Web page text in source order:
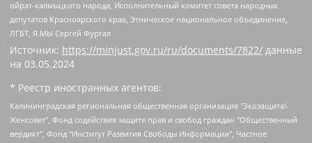
ойрат-калмыцкого народа, Исполнительный комитет совета народных
депутатов Красноярского края, Этническое национальное объединение,
ЛГБТ, Я.МЫ Сергей Фургал
Источник: https://minjust.gov.ru/ru/documents/7822/ данные
на 03.05.2024
* Реестр иностранных агентов:
Калининградская региональная общественная организация "Экозащита!-Женсовет", Фонд содействия защите прав и свобод граждан "Общественный вердикт", Фонд "Институт Развития Свободы Информации", Частное учреждение "Информационное агентство МЕМО. РУ", Региональная общественная организация "Общественная комиссия по сохранению наследия академика Сахарова", Фонд поддержки свободы прессы, Санкт-Петербургская общественная правозащитная организация "Гражданский контроль", Межрегиональная общественная организация "Информационно-просветительский центр "Мемориал", Региональный Фонд "Центр Защиты Прав Средств Массовой Информации", с 05.12.2023 Фонд "Центр Защиты Прав Средств массовой информации", Региональная общественная благотворительная организация помощи беженцам и мигрантам "Гражданское содействие", Негосударственное образовательное учреждение дополнительного профессионального образования (повышение квалификации) специалистов "АКАДЕМИЯ ПО ПРАВАМ ЧЕЛОВЕКА", Свердловская региональная общественная организация "Сутяжник", Автономная некоммерческая организация "Центр независимых социологических исследований", Союз общественных объединений "Российский исследовательский центр по правам человека", Региональное общественное учреждение научно-информационный центр "МЕМОРИАЛ", Некоммерческая организация "Фонд защиты гласности", Автономная некоммерческая организация "Институт прав человека", Городская общественная организация "Екатеринбургское общество "МЕМОРИАЛ", Городская общественная организация "Рязанское историко-просветительское и правозащитное общество "Мемориал" (Рязанский Мемориал), Челябинский региональный орган общественной самодеятельности – женское общественное объединение "Женщины Евразии", Челябинский региональный орган общественной самодеятельности "Уральская правозащитная группа", Фонд содействия защите здоровья и социальной справедливости имени Андрея Рылькова, Автономная Некоммерческая Организация "Аналитический Центр Юрия Левады", Автономная некоммерческая организация социальной поддержки населения "Проект Апрель", Региональная общественная организация помощи женщинам и детям, находящимся в кризисной ситуации "Информационно-методический центр "Анна", Фонд содействия развитию массовых коммуникаций и правовому просвещению "Так-так-Так", Фонд содействия устойчивому развитию "Серебряная тайга", Свердловский региональный общественный фонд социальных проектов "Новое время", "Idel.Реалии", Кавказ.Реалии, Крым.Реалии, Телеканал Настоящее Время, Татаро-башкирская служба Радио Свобода (Azatliq Radiosi), Радио Свободная Европа/Радио Свобода (PCE/PC), "Сибирь.Реалии", "Фактограф", Благотворительный фонд помощи осужденным и их семьям, Автономная некоммерческая организация "Институт глобализации и социальных движений", Фонд "В защиту прав заключенных", Частное учреждение "Центр поддержки и содействия развитию средств массовой информации", Пензенский региональный общественный благотворительный фонд "Гражданский союз", "Север.Реалии", Некоммерческая организация Фонд "Правовая инициатива", Общество с ограниченной ответственностью "Радио Свободная Европа/Радио Свобода", Чешское информационное агентство "MEDIUM-ORIENT", Красноярская региональная общественная организация "Мы против СПИДа", Камалягин Денис Николаевич, Маркелов Сергей Евгеньевич, Пономарев Лев Александрович, Савицкая Людмила Алексеевна, Автономная некоммерческая организация "Центр по работе с проблемой насилия "НАСИЛИЮ.НЕТ", Межрегиональный профессиональный союз работников здравоохранения "Альянс врачей", Юридическое лицо, зарегистрированное в Латвийской Республике, SIA "Medusa Project" (регистрационный номер 40103797863, дата регистрации 10.06.2014), Некоммерческая организация "Фонд по борьбе с коррупцией", Автономная некоммерческая организация "Институт права и публичной политики", Баданин Роман Сергеевич, Гликин Максим Александрович, Железнова Мария Михайловна, Лукьянова Юлия Сергеевна, Маетная Елизавета Витальевна, Маняхин Петр Борисович, Чуракова Ольга Владимировна, Ярош Юлия Петровна, Юридическое лицо "The Insider SIA", зарегистрированное в Риге, Латвийская Республика (дата регистрации 26.06.2015), являющееся администратором доменного имени интернет-издания "The Insider SIA", https://theins.ru, Постернак Алексей Евгеньевич, Рубин Михаил Аркадьевич, Анин Роман Александрович, Юридическое лицо Istories fonds, зарегистрированное в Латвийской Республике (регистрационный номер 50008295751, дата регистрации 24.02.2020), Великовский Дмитрий Александрович, Долинина Ирина Николаевна, Мароховская Алеся Алексеевна, Шлейнов Роман Юрьевич, Шмагун Олеся Валентиновна, Общество с ограниченной ответственностью "Альтаир 2021", Общество с ограниченной ответственностью "Вега 2021", Общество с ограниченной ответственностью "Главный редактор 2021", Общество с ограниченной ответственностью "Ромашки монолит", Важенков Артем Валерьевич, Ивановская областная общественная организация "Центр гендерных исследований", Гурман Юрий Альбертович, Медиапроект "ОВД-Инфо", Егоров Владимир Владимирович, Жилинский Владимир Александрович, Общество с ограниченной ответственностью "ЗП", Иванова София Юрьевна, Карезина Инна Павловна, Кильтау Екатерина Викторовна, Петров Алексей Викторович, Пискунов Сергей Евгеньевич, Смирнов Сергей Сергеевич, Тихонов Михаил Сергеевич, Общество с ограниченной ответственностью "ЖУРНАЛИСТ-ИНОСТРАННЫЙ АГЕНТ", Арапова Галина Юрьевна, Вольтская Татьяна Анатольевна, Американская компания "Mason G.E.S. Anonymous Foundation" (США), являющаяся владельцем интернет-издания https://mnews.world/, Компания "Stichting Bellingcat", зарегистрированная в Нидерландах (дата регистрации 11.07.2018), Захаров Андрей Вячеславович, Клепиковская Екатерина Дмитриевна, Общество с ограниченной ответственностью "МЕМО", Перл Роман Александрович, Симонов Евгений Алексеевич, Соловьева Елена Анатольевна, Сотников Даниил Владимирович, Сурначева Елизавета Дмитриевна, Автономная некоммерческая организация по защите прав человека и информированию населения "Якутия – Наше Мнение", Общество с ограниченной ответственностью "Москоу диджитал медиа", с 26.01.2023 Общество с ограниченной ответственностью "Чайка Белые сады", Ветошкина Валерия Валерьевна, Заговора Максим Александрович, Межрегиональное общественное движение "Российская ЛГБТ - сеть", Оленичев Максим Владимирович, Павлов Иван Юрьевич, Скворцова Елена Сергеевна, Общество с ограниченной ответственностью "Как бы инагент", Кочетков Игорь Викторович, Общество с ограниченной ответственностью "Честные выборы", Еланчик Олег Александрович, Общество с ограниченной ответственностью "Нобелевский призыв", Гималова Регина Эмилевна, Григорьев Андрей Валерьевич, Григорьева Алина Александровна, Ассоциация по содействию защите прав призывников, альтернативнослужащих и военнослужащих "Правозащитная группа "Гражданин.Армия.Право", Хисамова Регина Фаритовна, Автономная некоммерческая организация по реализации социально-правовых программ "Лилит", Дальневосточное общественное движение "Маяк", Санкт-Петербургская ЛГБТ-инициативная группа "Выход", Инициативная группа ЛГБТ+ "Реверс", Алексеев Андрей Викторович, Бекбулатова Таисия Львовна, Беляев Иван Михайлович, Владыкина Елена Сергеевна, Гельман Марат Александрович, Никульшина Вероника Юрьевна, Толоконникова Надежда Андреевна, Шендерович Виктор Анатольевич, Общество с ограниченной ответственностью "Данное сообщение", Общество с ограниченной ответственностью Издательский дом "Новая глава", Айнбиндер Александра Александровна, Московский комьюнити-центр для ЛГБТ+инициатив, Благотворительный фонд развития филантропии, Deutsche Welle (Германия, Kurt-Schumacher-Strasse 3, 53113 Bonn), Борзунова Мария Михайловна, Воробьев Виктор Викторович, Голубева Анна Львовна, Константинова Алла Михайловна, Малкова Ирина Владимировна, Мурадов Мурад Абдулгалимович, Осетинская Елизавета Николаевна, Понасенков Евгений Николаевич, Ганапольский Матвей Юрьевич, Киселев Евгений Алексеевич, Борухович Ирина Григорьевна, Дремин Иван Тимофеевич, Дубровский Дмитрий Викторович, Красноярская региональная общественная организация поддержки и развития альтернативных образовательных технологий и межкультурных коммуникаций "ИНТЕРРА", Маяковская Екатерина Алексеевна, Фейгин Марк Захарович, Филимонов Андрей Викторович, Дзугкоева Регина Николаевна, Доброхотов Роман Александрович, Дудь Юрий Александрович, Елкин Сергей Владимирович, Кругликов Кирилл Игоревич, Сабунаева Мария Леонидовна, Семенов Алексей Владимирович, Шаинян Карен Багратович, Шульман Екатерина Михайловна, Асафьев Артур Валерьевич, Вахштайн Виктор Семенович, Венедиктов Алексей Алексеевич, Лушникова Екатерина Евгеньевна, Волков Леонид Михайлович, Невзоров Александр Глебович, Пархоменко Сергей Борисович, Сироткин Ярослав Николаевич, Кара-Мурза Владимир Владимирович, Баранова Наталья Владимировна, Гозман Леонид Яковлевич, Кагарлицкий Борис Юльевич, Климарев Михаил Валерьевич, Милов Владимир Станиславович, Автономная некоммерческая организация Краснодарский центр современного искусства "Типография", Моргенштерн Алишер Тагирович, Соболь Любовь Эдуардовна, Общество с ограниченной ответственностью "ЛИЗА НОРМ", Каспаров Гарри Кимович, Ходорковский Михаил Борисович, Общество с ограниченной ответственностью "Апрельские тезисы", Данилович Ирина Брониславовна, Кашин Олег Владимирович, Петров Николай Владимирович, Пивоваров Алексей Владимирович, Соколов Михаил Владимирович, Цветкова Юлия Владимировна, Чичваркин Евгений Александрович, Комитет против пыток/Команда против пыток, Общество с ограниченной ответственностью "Первый научный", Общество с ограниченной ответственностью "Вертолет и ко", Белоцерковская Вероника Борисовна, Кац Максим Евгеньевич, Лазарева Татьяна Юрьевна, Шаведдинов Руслан Табризович, Яшин Илья Валерьевич, Общество с ограниченной ответственностью "Иноагент ААВ", Алешковский Дмитрий Петрович, Альбац Евгения Марковна, Быков Дмитрий Львович, Галямина Юлия Евгеньевна, Лойко Сергей Леонидович, Мартынов Кирилл Константинович, Медведев Сергей Александрович, Крашенинников Федор Геннадиевич, Гордеева Катерина Вл